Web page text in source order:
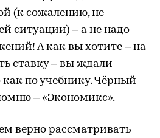
(к сожалению, не
ситуации) – а не надо
А как вы хотите – на
ставку – вы ждали
как по учебнику. Чёрный
– «Экономикс».
верно рассматривать